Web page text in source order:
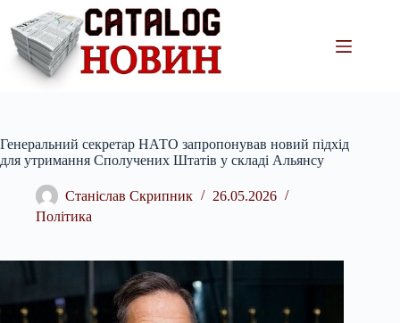
вмісту
Генеральний секретар НАТО запропонував новий підхід
для утримання Сполучених Штатів у складі Альянсу
Станіслав Скрипник
26.05.2026
Політика